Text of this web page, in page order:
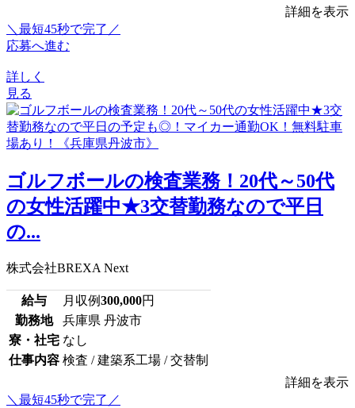
詳細を表示
＼最短45秒で完了／
応募へ進む
詳しく
見る
ゴルフボールの検査業務！20代～50代
の女性活躍中★3交替勤務なので平日
の...
株式会社BREXA Next
給与 月収例300,000円
勤務地
兵庫県 丹波市
寮・社宅 なし
仕事内容 検査 / 建築系工場 / 交替制
詳細を表示
＼最短45秒で完了／